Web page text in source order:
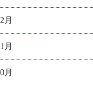
月
月
月